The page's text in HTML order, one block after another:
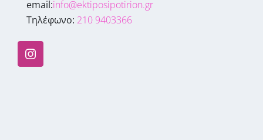
email:info@ektiposipotirion.gr
Τηλέφωνο: 210 9403366